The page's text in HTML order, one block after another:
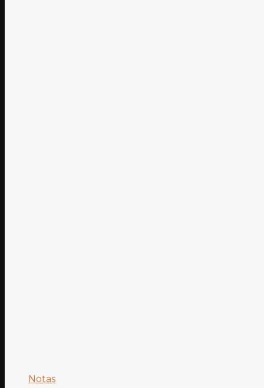
Notas